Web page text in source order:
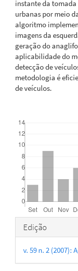
instante da tomada
urbanas por meio
algoritmo
imagens da
geração do
aplicabilidade do
detecção de
metodologia é
de veículos.
Detalhes
do
artigo
Edição
v. 59 n. 2 (2007):